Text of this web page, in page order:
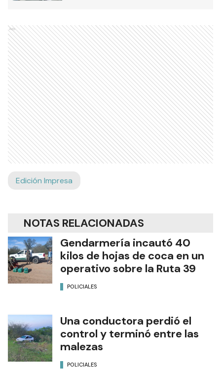
Ads
Edición Impresa
NOTAS RELACIONADAS
Gendarmería incautó 40
kilos de hojas de coca en un
operativo sobre la Ruta 39
POLICIALES
Una conductora perdió el
control y terminó entre las
malezas
POLICIALES